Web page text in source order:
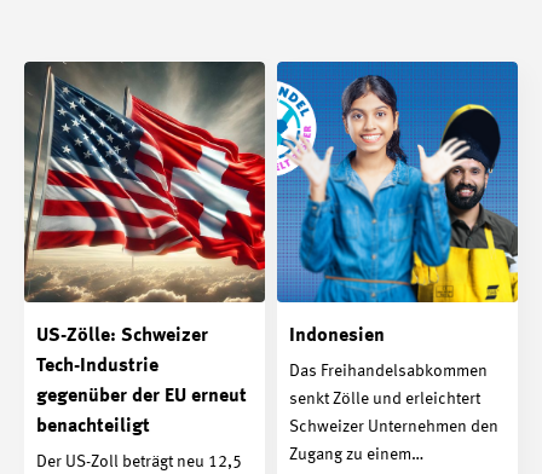
US-Zölle: Schweizer
Tech-Industrie
gegenüber der EU erneut
benachteiligt
Der US-Zoll beträgt neu 12,5
Indonesien
Das Freihandelsabkommen
senkt Zölle und erleichtert
Schweizer Unternehmen den
Zugang zu einem…